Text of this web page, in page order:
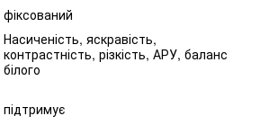
фіксований
Насиченість, яскравість,
контрастність, різкість, АРУ, баланс
білого
підтримує